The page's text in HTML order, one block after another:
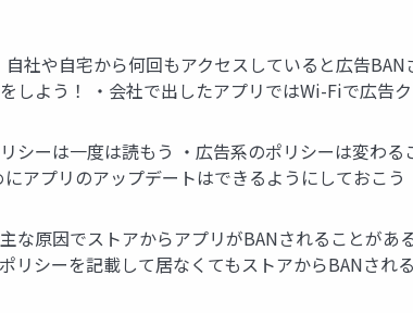
社や自宅から何回もアクセスしていると広告
しよう！ ・会社で出したアプリではWi-Fiで広告
シーは一度は読もう ・広告系のポリシーは変わ
アプリのアップデートはできるようにしておこう
原因でストアからアプリがBANされることがあ
リシーを記載して居なくてもストアからBANされる